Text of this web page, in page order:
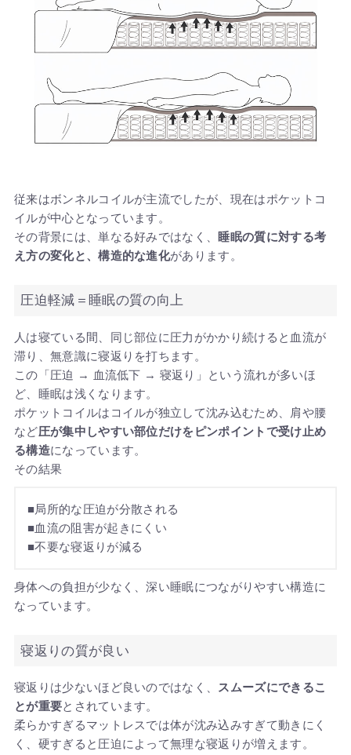
従来はボンネルコイルが主流でしたが、現在はポケットコ
イルが中心となっています。
その背景には、単なる好みではなく、 睡眠の質に対する考
え方の変化と、構造的な進化があります。
圧迫軽減＝睡眠の質の向上
人は寝ている間、同じ部位に圧力がかかり続けると血流が
滞り、無意識に寝返りを打ちます。
この「圧迫 → 血流低下 → 寝返り」という流れが多いほ
ど、睡眠は浅くなります。
ポケットコイルはコイルが独立して沈み込むため、肩や腰
など圧が集中しやすい部位だけをピンポイントで受け止め
る構造になっています。
その結果
■局所的な圧迫が分散される
■血流の阻害が起きにくい
■不要な寝返りが減る
身体への負担が少なく、深い睡眠につながりやすい構造に
なっています。
寝返りの質が良い
寝返りは少ないほど良いのではなく、 スムーズにできるこ
とが重要とされています。
柔らかすぎるマットレスでは体が沈み込みすぎて動きにく
く、硬すぎると圧迫によって無理な寝返りが増えます。